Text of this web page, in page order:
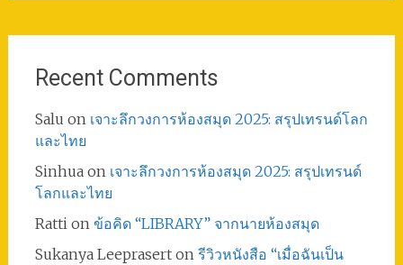
Recent Comments
Salu on เจาะลึกวงการห้องสมุด 2025: สรุปเทรนด์โลก
และไทย
Sinhuaon เจาะลึกวงการห้องสมุด 2025: สรุปเทรนด์
โลกและไทย
Ratti on ข้อคิด “LIBRARY” จากนายห้องสมุด
Sukanya Leepraserton รีวิวหนังสือ “เมื่อฉันเป็น